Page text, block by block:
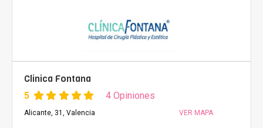
Clinica Fontana
5 4 Opiniones
Alicante, 31, Valencia VER MAPA